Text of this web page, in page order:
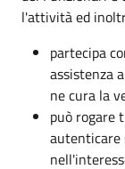
l'attività ed
partecipa
assistenza
ne cura la
può rogare